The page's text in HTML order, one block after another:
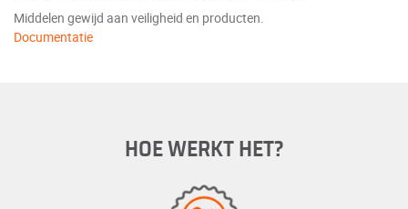
Middelen gewijd aan veiligheid en producten.
Documentatie
HOE WERKT HET?